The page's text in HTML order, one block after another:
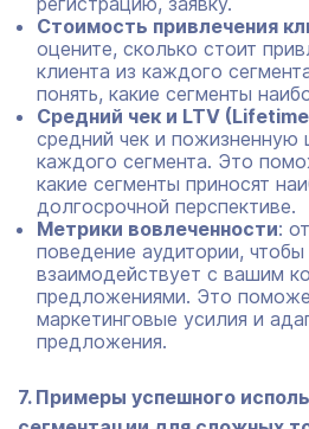
Стоимость привлечения
оцените, сколько стоит
клиента из каждого
понять, какие сегменты
Средний чек и LTV
средний чек и пожизненную
каждого сегмента. Это
какие сегменты приносят
долгосрочной перспективе.
Метрики вовлеченности:
поведение аудитории, чтобы
взаимодействует с вашим
предложениями. Это
маркетинговые усилия и
предложения.
7. Примеры успешного